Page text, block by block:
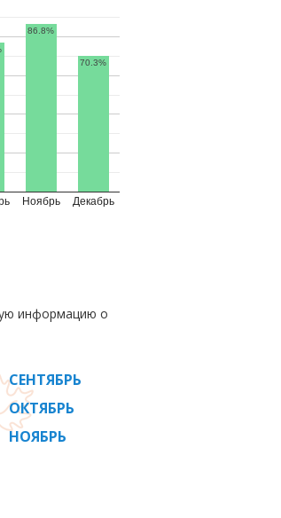
Ноябрь Декабрь
86.8%
70.3%
информацию о
СЕНТЯБРЬ
ОКТЯБРЬ
НОЯБРЬ